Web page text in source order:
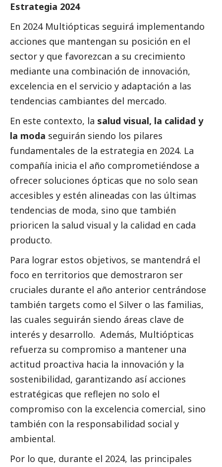
Estrategia 2024
En 2024 Multiópticas seguirá implementando
acciones que mantengan su posición en el
sector y que favorezcan a su crecimiento
mediante una combinación de innovación,
excelencia en el servicio y adaptación a las
tendencias cambiantes del mercado.
En este contexto, la salud visual, la calidad y
la moda seguirán siendo los pilares
fundamentales de la estrategia en 2024. La
compañía inicia el año comprometiéndose a
ofrecer soluciones ópticas que no solo sean
accesibles y estén alineadas con las últimas
tendencias de moda, sino que también
prioricen la salud visual y la calidad en cada
producto.
Para lograr estos objetivos, se mantendrá el
foco en territorios que demostraron ser
cruciales durante el año anterior centrándose
también targets como el Silver o las familias,
las cuales seguirán siendo áreas clave de
interés y desarrollo. Además, Multiópticas
refuerza su compromiso a mantener una
actitud proactiva hacia la innovación y la
sostenibilidad, garantizando así acciones
estratégicas que reflejen no solo el
compromiso con la excelencia comercial, sino
también con la responsabilidad social y
ambiental.
Por lo que, durante el 2024, las principales